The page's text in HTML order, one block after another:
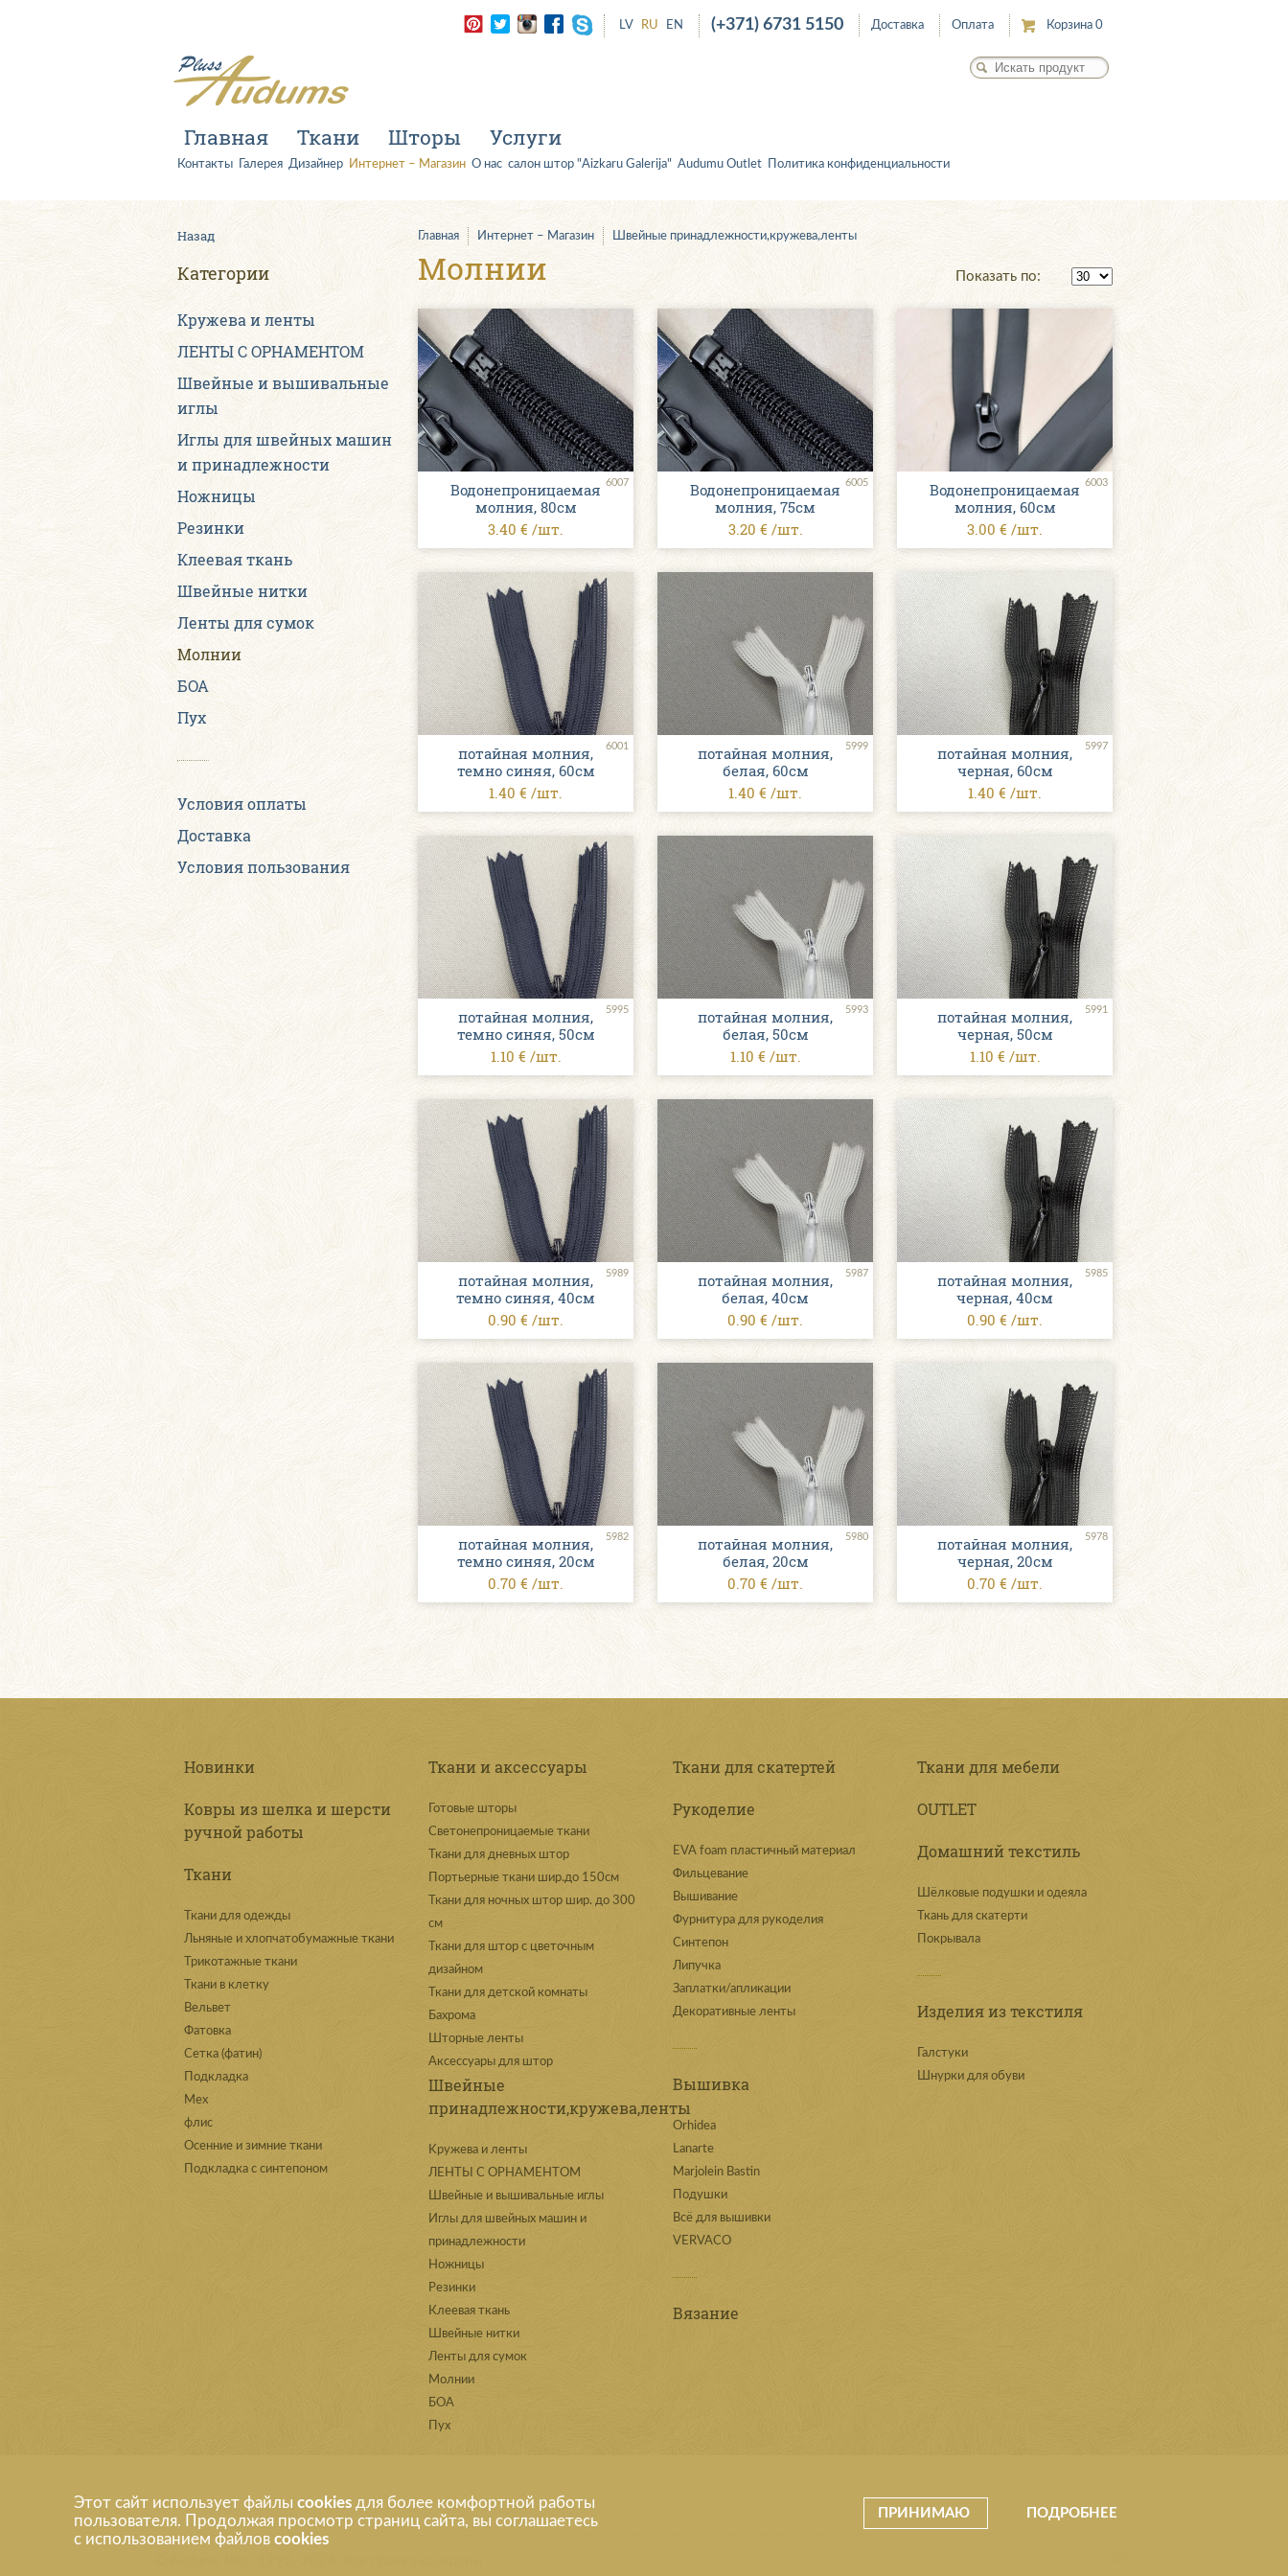
Этот сайт использует файлыcookies для более комфортной работы
пользователя. Продолжая просмотр страниц сайта, вы соглашаетесь
с использованием файловcookies
ПРИНИМАЮ ПОДРОБНЕЕ
LV RU EN (+371) 6731 5150 Доставка Оплата Корзина 0
Главная Ткани Шторы Услуги
Контакты Галерея Дизайнер Интернет – Магазин О нас салон штор "Aizkaru Galerija" Audumu Outlet Политика конфиденциальности
Назад
Категории
Kружева и ленты
ЛЕНТЫ С ОРНАМЕНТОМ
Швейные и вышивальные
иглы
Иглы для швейных машин
и принадлежности
Ножницы
Резинки
Клеевая ткань
Швейные нитки
Ленты для сумок
Молнии
БОА
Пух
Условия оплаты
Доставка
Условия пользования
Главная Интернет – Магазин Швейные принадлежности,кружева,ленты
Молнии Показать по:
6007
Водонепроницаемая
молния, 80см
3.40 € /шт.
6005
Водонепроницаемая
молния, 75см
3.20 € /шт.
6003
Водонепроницаемая
молния, 60см
3.00 € /шт.
6001
потайная молния,
темно синяя, 60см
1.40 € /шт.
5999
потайная молния,
белая, 60см
1.40 € /шт.
5997
потайная молния,
черная, 60см
1.40 € /шт.
5995
потайная молния,
темно синяя, 50см
1.10 € /шт.
5993
потайная молния,
белая, 50см
1.10 € /шт.
5991
потайная молния,
черная, 50см
1.10 € /шт.
5989
потайная молния,
темно синяя, 40см
0.90 € /шт.
5987
потайная молния,
белая, 40см
0.90 € /шт.
5985
потайная молния,
черная, 40см
0.90 € /шт.
5982
потайная молния,
темно синяя, 20см
0.70 € /шт.
5980
потайная молния,
белая, 20см
0.70 € /шт.
5978
потайная молния,
черная, 20см
0.70 € /шт.
Новинки
Ковры из шелка и шерсти
ручной работы
Ткани
Ткани для одежды
Льняные и хлопчатобумажные ткани
Трикотажные ткани
Ткани в клетку
Вельвет
Фатовка
Сетка (фатин)
Подкладка
Мех
флис
Осенние и зимние ткани
Подкладка с синтепоном
Ткани и аксессуары
Готовые шторы
Светонепроницаемые ткани
Ткани для дневных штор
Портьерные ткани шир.до 150см
Ткани для ночных штор шир. до 300
см
Ткани для штор с цветочным
дизайном
Ткани для детской комнаты
Бахрома
Шторные ленты
Аксессуары для штор
Швейные
принадлежности,кружева,ленты
Kружева и ленты
ЛЕНТЫ С ОРНАМЕНТОМ
Швейные и вышивальные иглы
Иглы для швейных машин и
принадлежности
Ножницы
Резинки
Клеевая ткань
Швейные нитки
Ленты для сумок
Молнии
БОА
Пух
Ткани для скатертей
Рукоделие
EVA foam пластичный материал
Фильцевание
Вышивание
Фурнитура для рукоделия
Синтепон
Липучка
Заплатки/апликации
Декоративные ленты
Вышивка
Orhidea
Lanarte
Marjolein Bastin
Подушки
Всё для вышивки
VERVACO
Вязание
Ткани для мебели
OUTLET
Домашний текстиль
Шёлковые подушки и одеяла
Ткань для скатерти
Покрывала
Изделия из текстиля
Галстуки
Шнурки для обуви